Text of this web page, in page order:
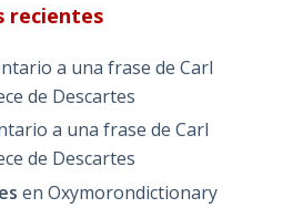
recientes
a una frase de Carl
de Descartes
a una frase de Carl
de Descartes
en Oxymorondictionary